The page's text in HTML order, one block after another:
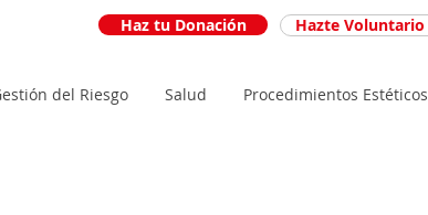
Haz tu Donación Hazte Voluntario
del Riesgo Salud Procedimientos Estéticos